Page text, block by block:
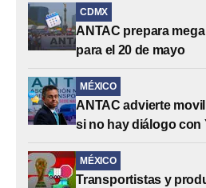
CDMX
ANTAC prepara
para el 20 de mayo
MÉXICO
ANTAC advierte
si no hay diálogo con
MÉXICO
Transportistas y